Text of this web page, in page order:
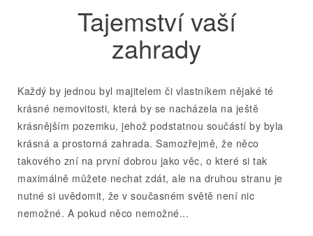
Tajemství vaší
zahrady
Každý by jednou byl majitelem či vlastníkem nějaké té
krásné nemovitosti, která by se nacházela na ještě
krásnějším pozemku, jehož podstatnou součástí by byla
krásná a prostorná zahrada. Samozřejmě, že něco
takového zní na první dobrou jako věc, o které si tak
maximálně můžete nechat zdát, ale na druhou stranu je
nutné si uvědomit, že v současném světě není nic
nemožné. A pokud něco nemožné...